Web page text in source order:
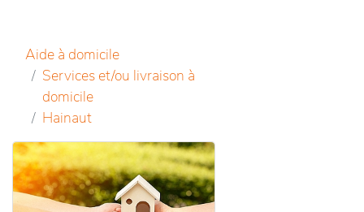
Aide à domicile
Services et/ou livraison à
domicile
Hainaut